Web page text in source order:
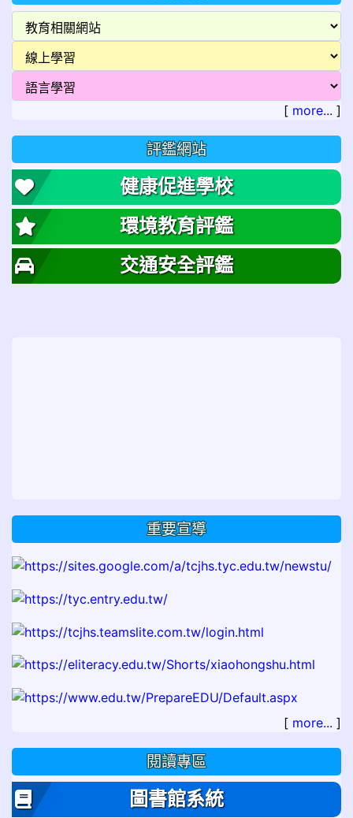
[ more... ]
評鑑網站
健康促進學校
環境教育評鑑
交通安全評鑑
重要宣導
[ more... ]
閱讀專區
圖書館系統